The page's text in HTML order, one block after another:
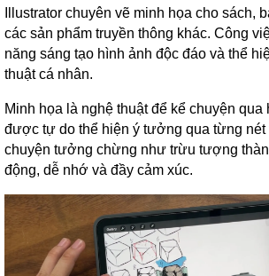
Illustrator chuyên vẽ minh họa cho sách,
các sản phẩm truyền thông khác. Công
năng sáng tạo hình ảnh độc đáo và thể
thuật cá nhân.
Minh họa là nghệ thuật để kể chuyện qua
được tự do thể hiện ý tưởng qua từng nét
chuyện tưởng chừng như trừu tượng
động, dễ nhớ và đầy cảm xúc.